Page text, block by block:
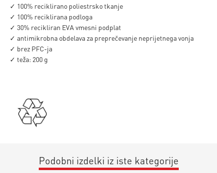
✓ 100% reciklirano poliestrsko tkanje
✓ 100% reciklirana podloga
✓ 30% recikliran EVA vmesni podplat
✓ antimikrobna obdelava za preprečevanje neprijetnega vonja
✓ brez PFC-ja
✓ teža: 200 g
Podobni izdelki iz iste kategorije